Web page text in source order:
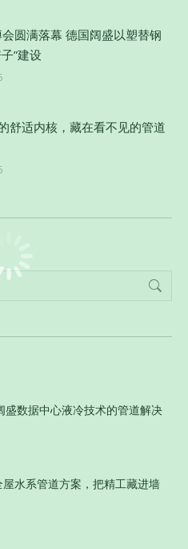
圆满落幕 德国阔盛以塑替钢
”建设
舒适内核，藏在看不见的管道
盛数据中心液冷技术的管道解决
水系管道方案，把精工藏进墙